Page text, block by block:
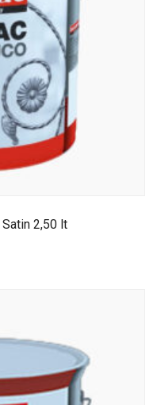
2,50 lt